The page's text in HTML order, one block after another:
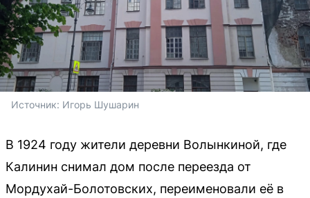
Источник: Игорь Шушарин
В 1924 году жители деревни Волынкиной, где
Калинин снимал дом после переезда от
Мордухай-Болотовских, переименовали её в